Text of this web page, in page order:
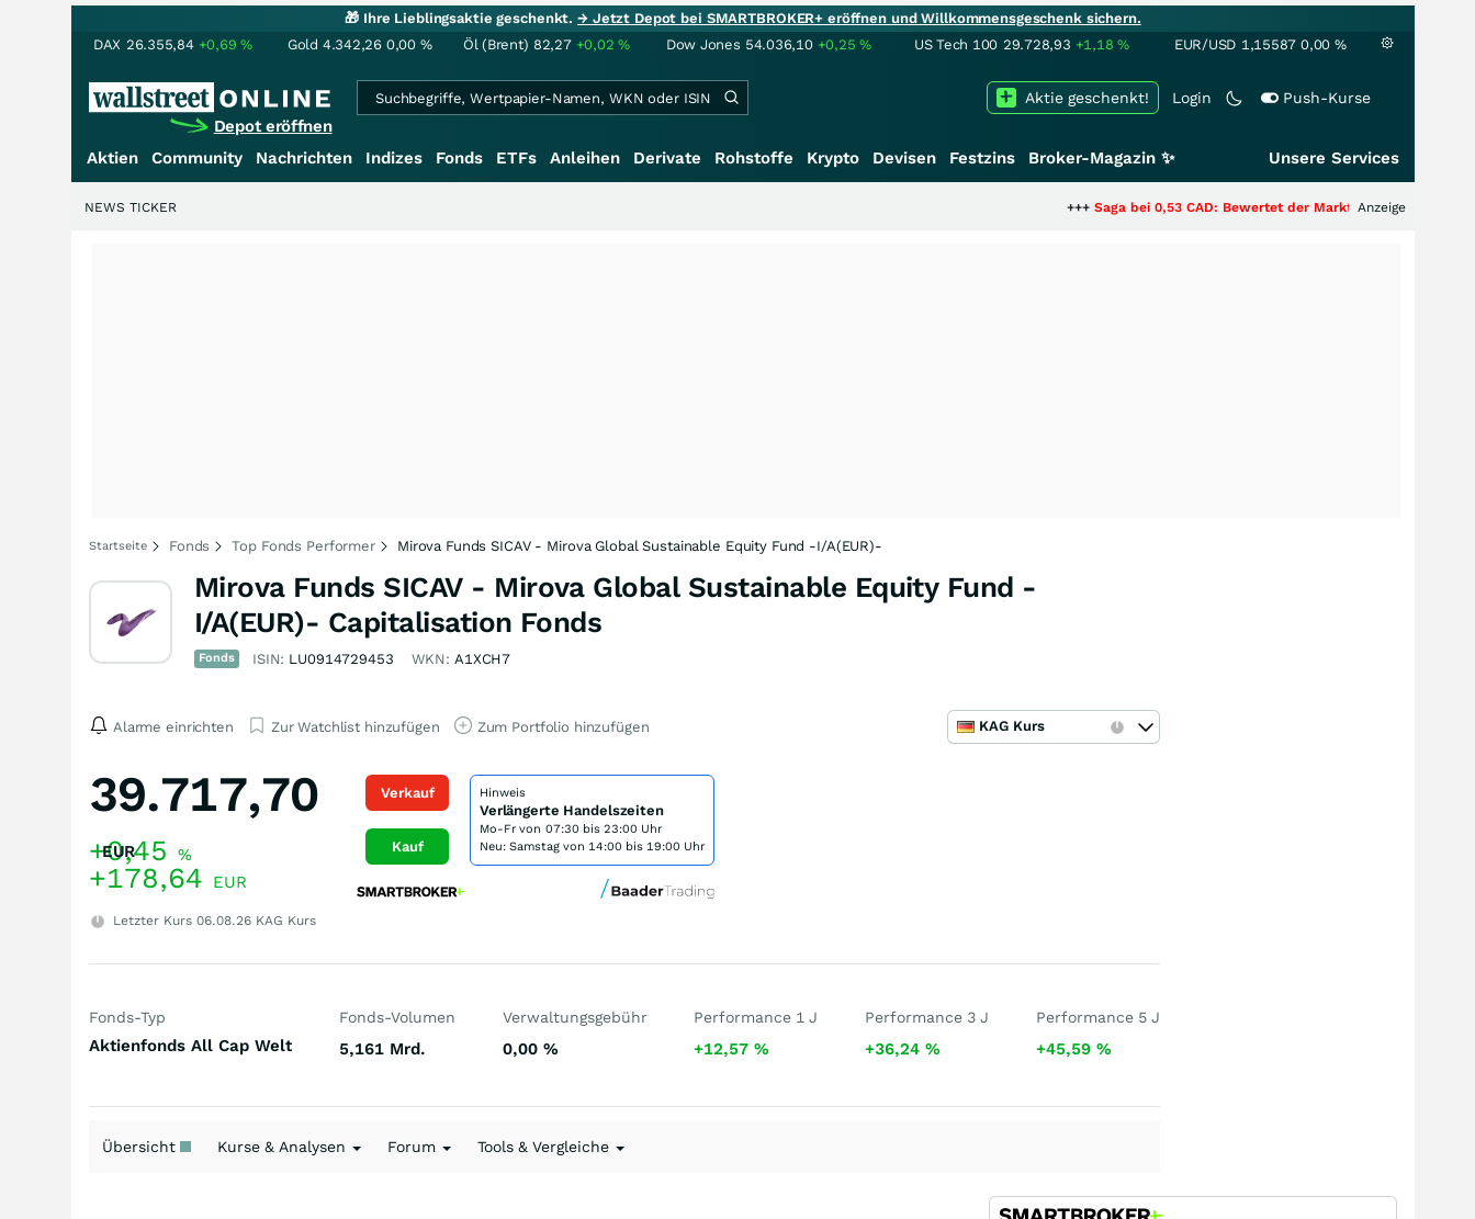
🎁 Ihre Lieblingsaktie geschenkt.→ Jetzt Depot bei SMARTBROKER+ eröffnen und Willkommensgeschenk sichern.
DAX 26.355,84 +0,69% Gold 4.342,26 0,00 % Öl (Brent) 82,27 +0,02% Dow Jones 54.036,10 +0,25% US Tech 100 29.728,93 +1,18% EUR/USD 1,15587 0,00 %
Depot eröffnen
Login Push-Kurse
Aktie geschenkt!
Aktien Community Nachrichten Indizes Fonds ETFs Anleihen Derivate Rohstoffe Krypto Devisen Festzins Broker-Magazin ✨ Unsere Services
Saga bei 0,53 CAD: Bewertet der Markt noch immer nur die Hälfte
Anzeige
NEWS TICKER
Startseite Fonds Top Fonds Performer Mirova Funds SICAV - Mirova Global Sustainable Equity Fund -I/A(EUR)-
Mirova Funds SICAV - Mirova Global Sustainable Equity Fund -
I/A(EUR)- Capitalisation Fonds
Fonds ISIN: LU0914729453 WKN: A1XCH7
Alarme einrichten Zur Watchlist hinzufügen Zum Portfolio hinzufügen KAG Kurs
39.717,70
EUR
+0,45 %
+178,64 EUR
Letzter Kurs 06.08.26 KAG Kurs
Verkauf
Kauf
Hinweis
Verlängerte Handelszeiten
Mo-Fr von 07:30 bis 23:00 Uhr
Neu: Samstag von 14:00 bis 19:00 Uhr
Fonds-Typ
Aktienfonds All Cap Welt
Fonds-Volumen
5,161 Mrd.
Verwaltungsgebühr
0,00 %
Performance 1 J
+12,57%
Performance 3 J
+36,24%
Performance 5 J
+45,59 %
Übersicht Kurse & Analysen Forum Tools & Vergleiche